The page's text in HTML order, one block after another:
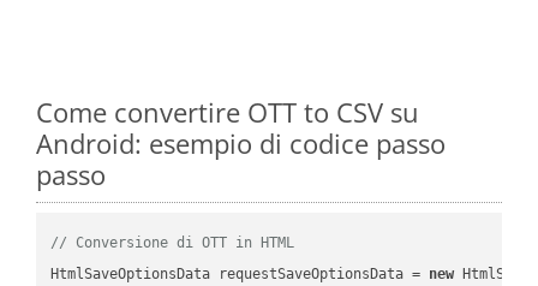
Come convertire OTT to CSV su
Android: esempio di codice passo
passo
// Conversione di OTT in HTML
HtmlSaveOptionsData requestSaveOptionsData = new